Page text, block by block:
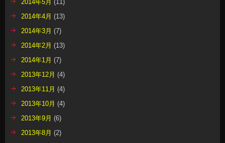
2014年5月 (11)
2014年4月 (13)
2014年3月 (7)
2014年2月 (13)
2014年1月 (7)
2013年12月 (4)
2013年11月 (4)
2013年10月 (4)
2013年9月 (6)
2013年8月 (2)